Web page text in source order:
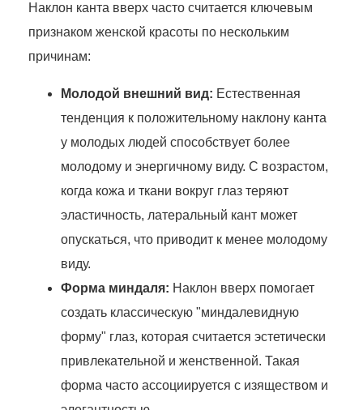
Наклон канта вверх часто считается ключевым
признаком женской красоты по нескольким
причинам:
Молодой внешний вид: Естественная
тенденция к положительному наклону канта
у молодых людей способствует более
молодому и энергичному виду. С возрастом,
когда кожа и ткани вокруг глаз теряют
эластичность, латеральный кант может
опускаться, что приводит к менее молодому
виду.
Форма миндаля: Наклон вверх помогает
создать классическую "миндалевидную
форму" глаз, которая считается эстетически
привлекательной и женственной. Такая
форма часто ассоциируется с изяществом и